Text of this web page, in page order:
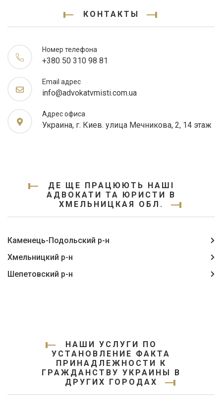
КОНТАКТЫ
Номер телефона
+380 50 310 98 81
Email адрес
info@advokatvmisti.com.ua
Адрес офиса
Украина, г. Киев. улица Мечникова, 2, 14 этаж
ДЕ ЩЕ ПРАЦЮЮТЬ НАШІ
АДВОКАТИ ТА ЮРИСТИ В
ХМЕЛЬНИЦКАЯ ОБЛ.
Каменець-Подольский р-н
Хмельницкий р-н
Шепетовский р-н
НАШИ УСЛУГИ ПО
УСТАНОВЛЕНИЕ ФАКТА
ПРИНАДЛЕЖНОСТИ К
ГРАЖДАНСТВУ УКРАИНЫ В
ДРУГИХ ГОРОДАХ